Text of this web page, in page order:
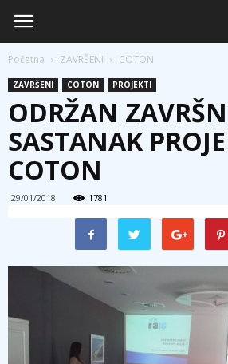
Početna ZAVRŠENI COTON
ZAVRŠENI COTON PROJEKTI
ODRŽAN
SASTANAK
COTON
29/01/2018 1781